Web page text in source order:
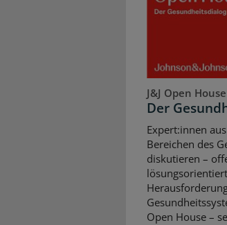
J&J Open House
Der
Expert:innen
Bereichen des
diskutieren –
Open House –